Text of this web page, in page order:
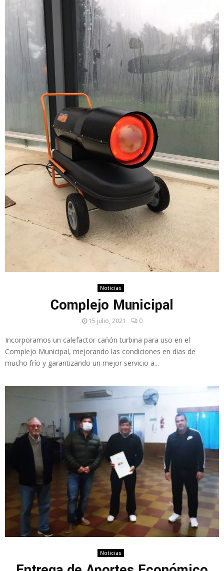
Noticias
Complejo Municipal
15 julio, 2021 0
Incorporamos un calefactor cañón turbina para uso en el
Complejo Municipal, mejorando las condiciones en días de
mucho frío y garantizando un mejor servicio a...
Noticias